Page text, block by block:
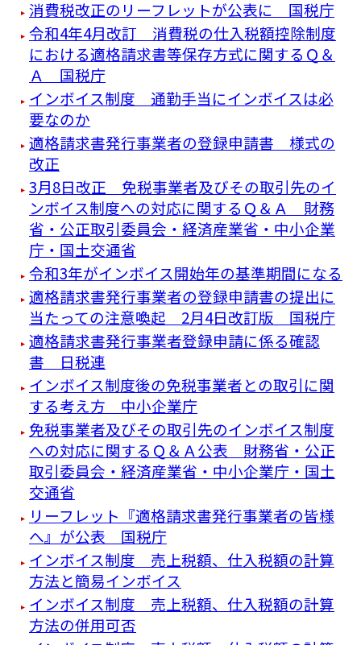
消費税改正のリーフレットが公表に 国税庁
令和4年4月改訂 消費税の仕入税額控除制度
における適格請求書等保存方式に関するＱ＆
Ａ 国税庁
インボイス制度 通勤手当にインボイスは必
要なのか
適格請求書発行事業者の登録申請書 様式の
改正
3月8日改正 免税事業者及びその取引先のイ
ンボイス制度への対応に関するＱ＆Ａ 財務
省・公正取引委員会・経済産業省・中小企業
庁・国土交通省
令和3年がインボイス開始年の基準期間になる
適格請求書発行事業者の登録申請書の提出に
当たっての注意喚起 2月4日改訂版 国税庁
適格請求書発行事業者登録申請に係る確認
書 日税連
インボイス制度後の免税事業者との取引に関
する考え方 中小企業庁
免税事業者及びその取引先のインボイス制度
への対応に関するＱ＆Ａ公表 財務省・公正
取引委員会・経済産業省・中小企業庁・国土
交通省
リーフレット『適格請求書発⾏事業者の皆様
へ』が公表 国税庁
インボイス制度 売上税額、仕入税額の計算
方法と簡易インボイス
インボイス制度 売上税額、仕入税額の計算
方法の併用可否